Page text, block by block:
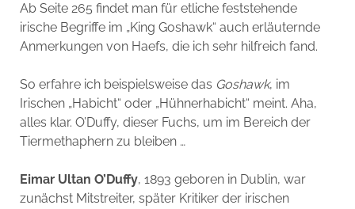
Ab Seite 265 findet man für etliche feststehende
irische Begriffe im „King Goshawk“ auch erläuternde
Anmerkungen von Haefs, die ich sehr hilfreich fand.
So erfahre ich beispielsweise das Goshawk, im
Irischen „Habicht“ oder „Hühnerhabicht“ meint. Aha,
alles klar. O’Duffy, dieser Fuchs, um im Bereich der
Tiermethaphern zu bleiben …
Eimar Ultan O’Duffy, 1893 geboren in Dublin, war
zunächst Mitstreiter, später Kritiker der irischen